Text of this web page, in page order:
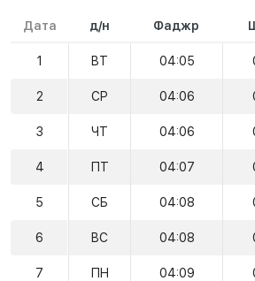
Дата д/н Фаджр
1 ВТ 04:05
2 СР 04:06
3 ЧТ 04:06
4 ПТ 04:07
5 СБ 04:08
6 ВС 04:08
7 ПН 04:09